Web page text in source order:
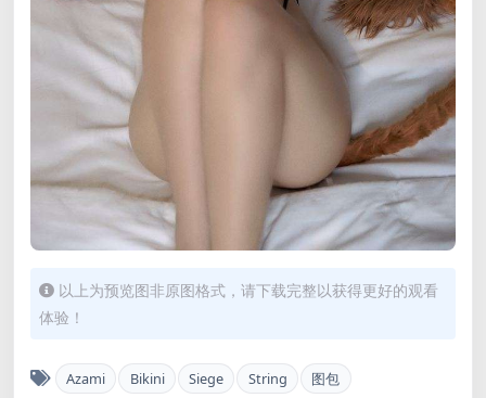
以上为预览图非原图格式，请下载完整以获得更好的观看
体验！
Azami Bikini Siege String 图包